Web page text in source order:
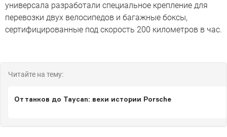
универсала разработали специальное крепление для
перевозки двух велосипедов и багажные боксы,
сертифицированные под скорость 200 километров в час.
Читайте на тему:
От танков до Taycan: вехи истории Porsche